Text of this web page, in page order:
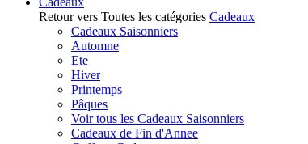
Retour vers Toutes les catégories Cadeaux
Cadeaux Saisonniers
Automne
Ete
Hiver
Printemps
Pâques
Voir tous les Cadeaux Saisonniers
Cadeaux de Fin d'Annee